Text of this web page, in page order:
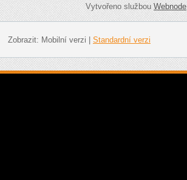
Vytvořeno službouWebnode
Zobrazit: Mobilní verzi Standardní verzi